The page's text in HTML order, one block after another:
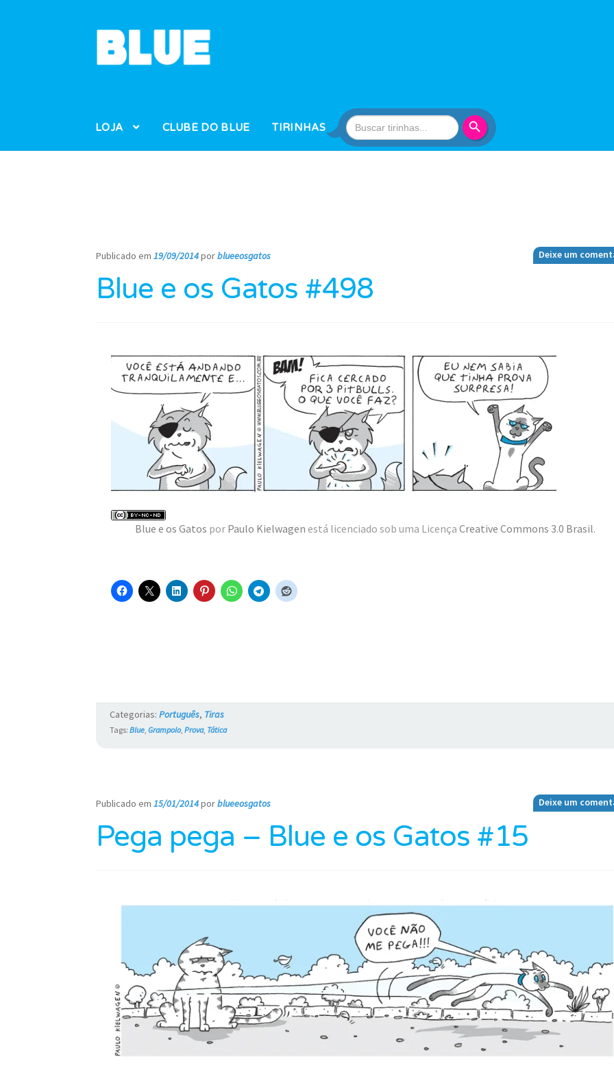
Pular
para
Pular
para
LOJA CLUBE DO BLUE TIRINHAS
Search
for:
Publicado em19/09/2014porblueeosgatos Deixe um
Blue e os Gatos #498
Blue e os Gatos por Paulo Kielwagen está licenciado sob uma LicençaCreative Commons 3.0 Brasil.
Categorias:Português, Tiras
Tags:Blue ,Grampolo,Prova, Tática
Publicado em15/01/2014porblueeosgatos Deixe um
Pega pega – Blue e os Gatos #15